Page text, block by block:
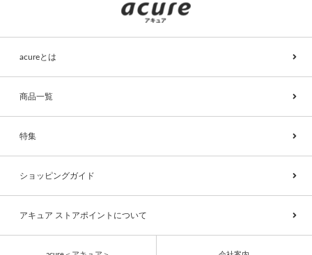
acureとは
商品一覧
特集
ショッピングガイド
アキュア ストアポイントについて